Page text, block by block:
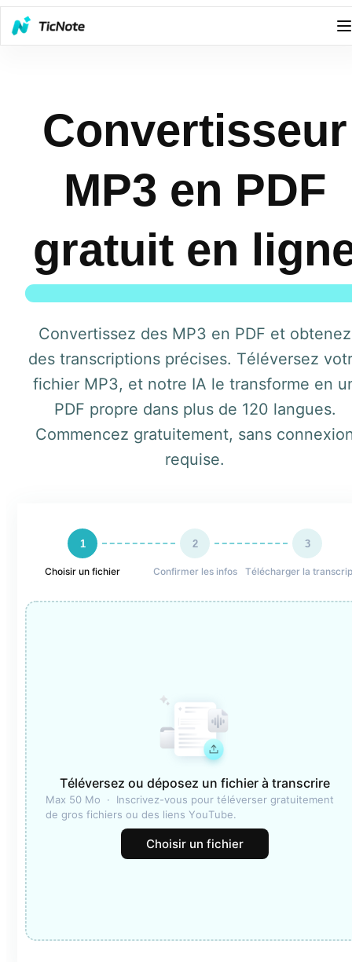
Convertisseur
MP3 en PDF
gratuit en
Convertissez des MP3 en PDF et obtenez
des transcriptions précises. Téléversez
fichier MP3, et notre IA le transforme en
PDF propre dans plus de 120 langues.
Commencez gratuitement, sans
requise.
1 2 3
Choisir un fichier Confirmer les infos Télécharger la
Téléversez ou déposez un fichier à transcrire
Max 50 Mo  ·  Inscrivez-vous pour téléverser gratuitement
de gros fichiers ou des liens YouTube.
Choisir un fichier